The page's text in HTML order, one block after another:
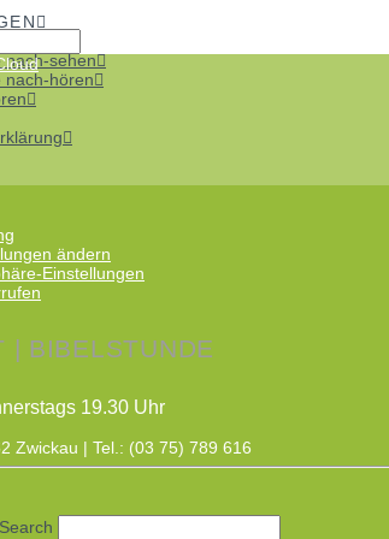
nach-sehen
nach-hören
ändern
Einstellungen
| BIBELSTUNDE
19.30 Uhr
Zwickau | Tel.: (03 75) 789 616